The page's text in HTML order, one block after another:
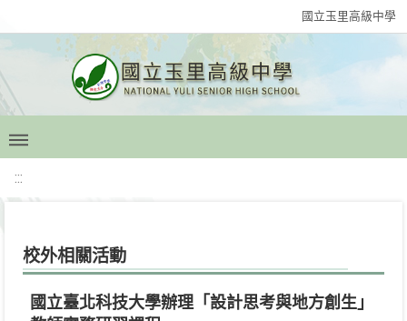
國立玉里高級中學
:::
校外相關活動
國立臺北科技大學辦理「設計思考與地方創生」